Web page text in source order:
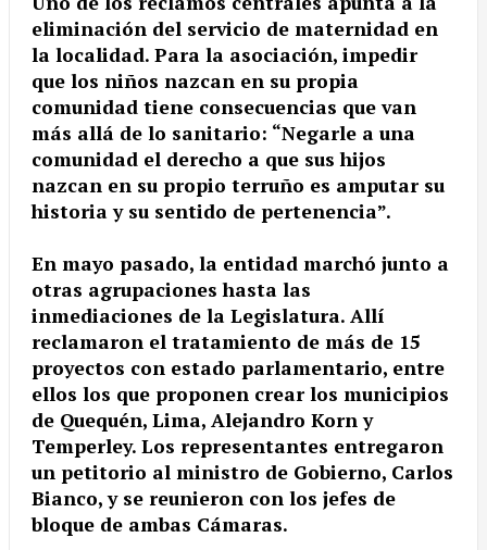
eliminación del servicio de maternidad en
la localidad. Para la asociación, impedir
que los niños nazcan en su propia
comunidad tiene consecuencias que van
más allá de lo sanitario: “Negarle a una
comunidad el derecho a que sus hijos
nazcan en su propio terruño es amputar su
historia y su sentido de pertenencia”.
En mayo pasado, la entidad marchó junto a
otras agrupaciones hasta las
inmediaciones de la Legislatura. Allí
reclamaron el tratamiento de más de 15
proyectos con estado parlamentario, entre
ellos los que proponen crear los municipios
de Quequén, Lima, Alejandro Korn y
Temperley. Los representantes entregaron
un petitorio al ministro de Gobierno, Carlos
Bianco, y se reunieron con los jefes de
bloque de ambas Cámaras.